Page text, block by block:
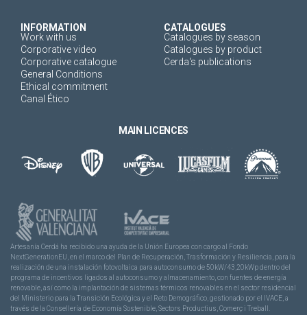
INFORMATION
Work with us
Corporative video
Corporative catalogue
General Conditions
Ethical commitment
Canal Ético
CATALOGUES
Catalogues by season
Catalogues by product
Cerda's publications
MAIN LICENCES
Artesanía Cerdá ha recibido una ayuda de la Unión Europea con cargo al Fondo
NextGenerationEU, en el marco del Plan de Recuperación, Trasformación y Resiliencia, para la
realización de una instalación fotovoltaica para autoconsumo de 50kW/43,20kWp dentro del
programa de incentivos ligados al autoconsumo y almacenamiento, con fuentes de energía
renovable, así como la implantación de sistemas térmicos renovables en el sector residencial
del Ministerio para la Transición Ecológica y el Reto Demográfico, gestionado por el IVACE, a
través de la Consellería de Economía Sostenible, Sectors Productius, Comerç i Treball.